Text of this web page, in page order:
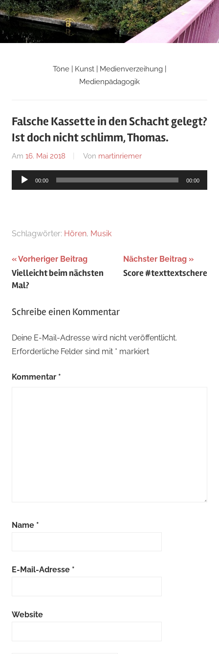
Zum
Inhalt
springen
Martin
Blog
Töne | Kunst | Medienverzeihung |
Medienpädagogik
Falsche Kassette in den Schacht gelegt?
Ist doch nicht schlimm, Thomas.
Am 16. Mai 2018 Von martinriemer
Uncategorized
Audio-
Player
00:00 00:00
Schlagwörter: Hören, Musik
Beitragsnavigation
Vorheriger Beitrag
Vielleicht beim nächsten
Mal?
Nächster Beitrag
Score #texttextschere
Schreibe einen Kommentar
Deine E-Mail-Adresse wird nicht veröffentlicht.
Erforderliche Felder sind mit * markiert
Kommentar *
Name *
E-Mail-Adresse *
Website